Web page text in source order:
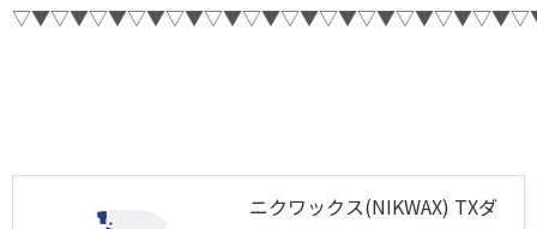
ニクワックス(NIKWAX) TXダ